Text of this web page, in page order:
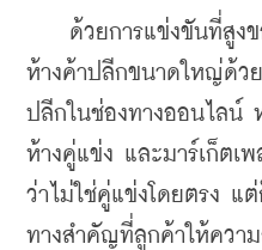
ด้วยการแข่งขันที่สูงข
ห้างค้าปลีกขนาดใหญ่ด้ว
ปลีกในช่องทางออนไลน์
ห้างคู่แข่ง และมาร์เก็ตเ
ว่าไม่ใช่คู่แข่งโดยตรง แ
ทางสำคัญที่ลูกค้าให้ควา